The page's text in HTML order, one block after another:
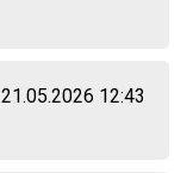
21.05.2026 12:43